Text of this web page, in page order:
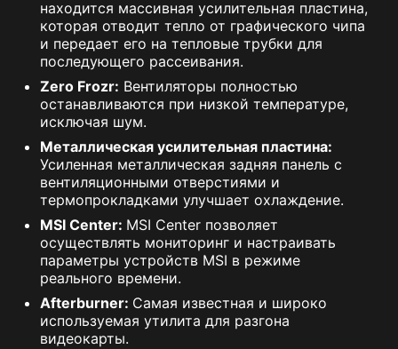
находится массивная усилительная пластина,
которая отводит тепло от графического чипа
и передает его на тепловые трубки для
последующего рассеивания.
Zero Frozr: Вентиляторы полностью
останавливаются при низкой температуре,
исключая шум.
Металлическая усилительная пластина:
Усиленная металлическая задняя панель с
вентиляционными отверстиями и
термопрокладками улучшает охлаждение.
MSI Center: MSI Center позволяет
осуществлять мониторинг и настраивать
параметры устройств MSI в режиме
реального времени.
Afterburner: Самая известная и широко
используемая утилита для разгона
видеокарты.